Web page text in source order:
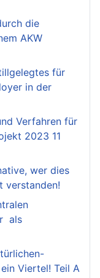
die
AKW
für
in der
Verfahren für
2023 11
wer dies
verstanden!
als
Viertel! Teil A